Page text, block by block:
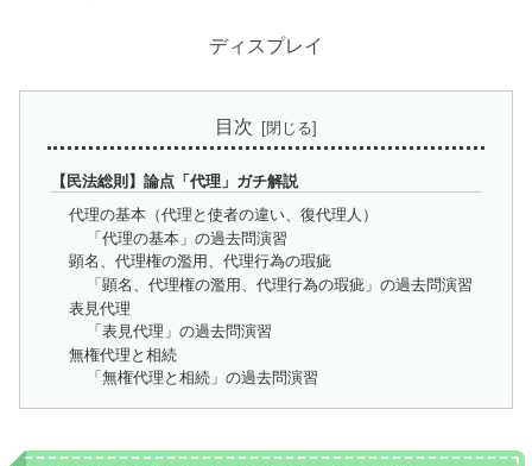
ディスプレイ
目次
【民法総則】論点「代理」ガチ解説
代理の基本（代理と使者の違い、復代理人）
「代理の基本」の過去問演習
顕名、代理権の濫用、代理行為の瑕疵
「顕名、代理権の濫用、代理行為の瑕疵」の過去問演習
表見代理
「表見代理」の過去問演習
無権代理と相続
「無権代理と相続」の過去問演習